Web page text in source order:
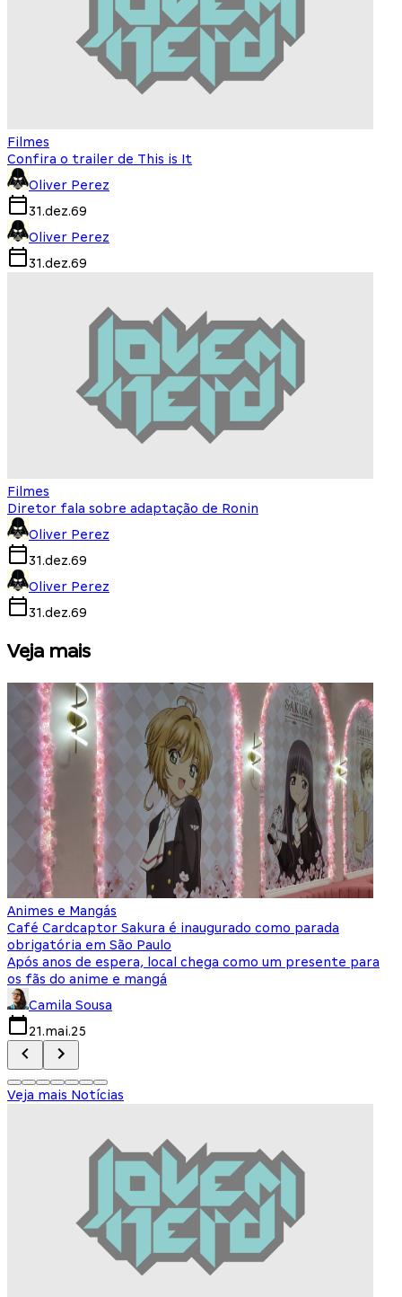
Filmes
Confira o trailer de This is It
Oliver Perez
31.dez.69
Oliver Perez
31.dez.69
Filmes
Diretor fala sobre adaptação de Ronin
Oliver Perez
31.dez.69
Oliver Perez
31.dez.69
Veja mais
Animes e Mangás
Café Cardcaptor Sakura é inaugurado como parada
obrigatória em São Paulo
Após anos de espera, local chega como um presente para
os fãs do anime e mangá
Camila Sousa
21.mai.25
Veja mais Notícias